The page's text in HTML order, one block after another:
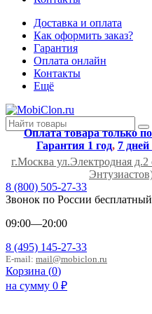
Доставка и оплата
Как оформить заказ?
Гарантия
Оплата онлайн
Контакты
Ещё
Оплата товара только
Гарантия 1 год, 7
г.Москва ул.Электродная
8 (800) 505-27-33
Звонок по России бесплатный
09:00—20:00
8 (495) 145-27-33
E-mail: mail@mobiclon.ru
Корзина (0)
на сумму 0 ₽